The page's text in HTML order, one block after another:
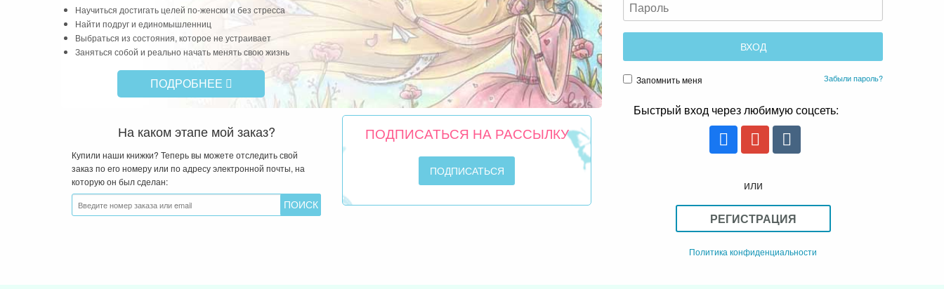
Научиться достигать целей по-женски и без стресса
Найти подруг и единомышленниц
Выбраться из состояния, которое не устраивает
Заняться собой и реально начать менять свою жизнь
ПОДРОБНЕЕ
На каком этапе мой заказ?
Купили наши книжки? Теперь вы можете отследить свой
заказ по его номеру или по адресу электронной почты, на
которую он был сделан:
ПОДПИСАТЬСЯ НА РАССЫЛКУ
Запомнить меня Забыли пароль?
Быстрый вход через любимую соцсеть:
или
РЕГИСТРАЦИЯ
Политика конфиденциальности